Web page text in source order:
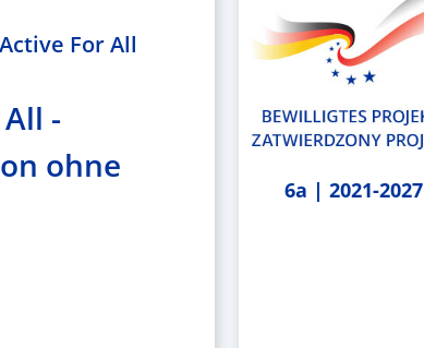
For All
-
ohne
6a | 2021-2027